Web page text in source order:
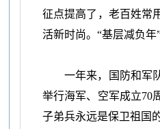
征点提高了，老百姓常
活新时尚。 “基层减负年
一年来，国防和军
举行海军、空军成立70
子弟兵永远是保卫祖国